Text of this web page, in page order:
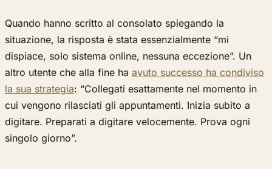
Quando hanno scritto al consolato spiegando la
situazione, la risposta è stata essenzialmente “mi
dispiace, solo sistema online, nessuna eccezione”. Un
altro utente che alla fine ha avuto successo ha condiviso
la sua strategia: “Collegati esattamente nel momento in
cui vengono rilasciati gli appuntamenti. Inizia subito a
digitare. Preparati a digitare velocemente. Prova ogni
singolo giorno”.